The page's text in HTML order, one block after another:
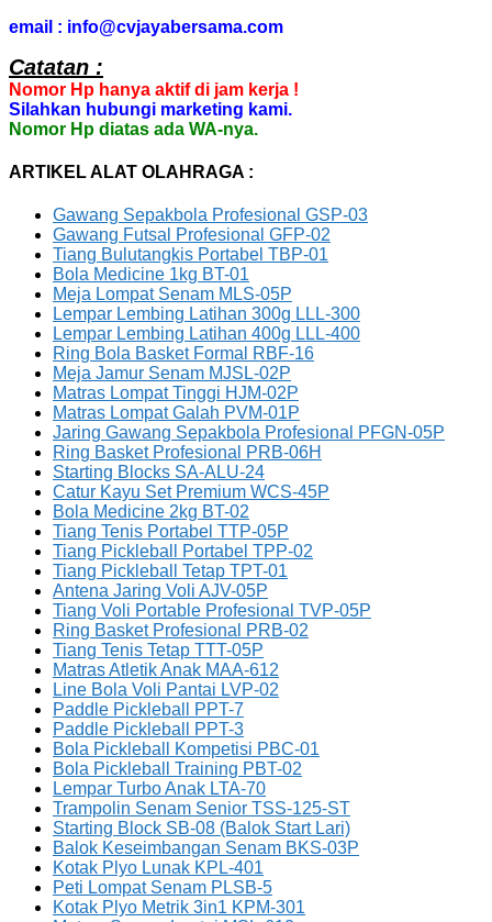
email : info@cvjayabersama.com
Catatan :
Nomor Hp hanya aktif di jam kerja !
Silahkan hubungi marketing kami.
Nomor Hp diatas ada WA-nya.
ARTIKEL ALAT OLAHRAGA :
Gawang Sepakbola Profesional GSP-03
Gawang Futsal Profesional GFP-02
Tiang Bulutangkis Portabel TBP-01
Bola Medicine 1kg BT-01
Meja Lompat Senam MLS-05P
Lempar Lembing Latihan 300g LLL-300
Lempar Lembing Latihan 400g LLL-400
Ring Bola Basket Formal RBF-16
Meja Jamur Senam MJSL-02P
Matras Lompat Tinggi HJM-02P
Matras Lompat Galah PVM-01P
Jaring Gawang Sepakbola Profesional PFGN-05P
Ring Basket Profesional PRB-06H
Starting Blocks SA-ALU-24
Catur Kayu Set Premium WCS-45P
Bola Medicine 2kg BT-02
Tiang Tenis Portabel TTP-05P
Tiang Pickleball Portabel TPP-02
Tiang Pickleball Tetap TPT-01
Antena Jaring Voli AJV-05P
Tiang Voli Portable Profesional TVP-05P
Ring Basket Profesional PRB-02
Tiang Tenis Tetap TTT-05P
Matras Atletik Anak MAA-612
Line Bola Voli Pantai LVP-02
Paddle Pickleball PPT-7
Paddle Pickleball PPT-3
Bola Pickleball Kompetisi PBC-01
Bola Pickleball Training PBT-02
Lempar Turbo Anak LTA-70
Trampolin Senam Senior TSS-125-ST
Starting Block SB-08 (Balok Start Lari)
Balok Keseimbangan Senam BKS-03P
Kotak Plyo Lunak KPL-401
Peti Lompat Senam PLSB-5
Kotak Plyo Metrik 3in1 KPM-301